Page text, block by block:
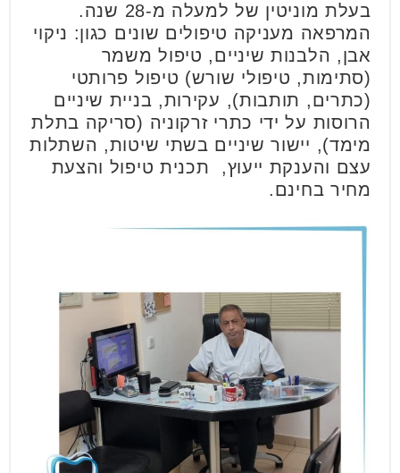
בעלת מוניטין של למעלה מ-28 שנה.
המרפאה מעניקה טיפולים שונים כגון: ניקוי
אבן, הלבנות שיניים, טיפול משמר
(סתימות, טיפולי שורש) טיפול פרותטי
(כתרים, תותבות), עקירות, בניית שיניים
הרוסות על ידי כתרי זרקוניה (סריקה בתלת
מימד), יישור שיניים בשתי שיטות, השתלות
עצם והענקת ייעוץ, תכנית טיפול והצעת
מחיר בחינם.